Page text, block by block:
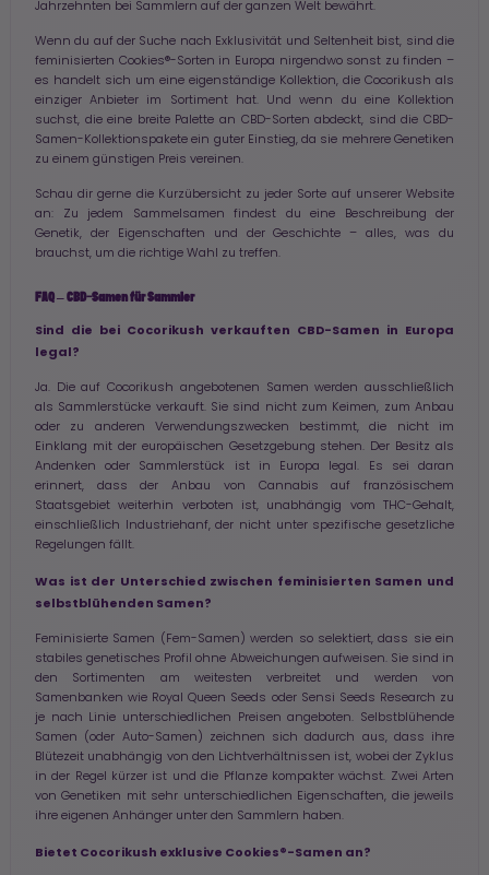
Jahrzehnten bei Sammlern auf der ganzen Welt bewährt.
Wenn du auf der Suche nach Exklusivität und Seltenheit bist, sind die
feminisierten Cookies®-Sorten in Europa nirgendwo sonst zu finden –
es handelt sich um eine eigenständige Kollektion, die Cocorikush als
einziger Anbieter im Sortiment hat. Und wenn du eine Kollektion
suchst, die eine breite Palette an CBD-Sorten abdeckt, sind die CBD-
Samen-Kollektionspakete ein guter Einstieg, da sie mehrere Genetiken
zu einem günstigen Preis vereinen.
Schau dir gerne die Kurzübersicht zu jeder Sorte auf unserer Website
an: Zu jedem Sammelsamen findest du eine Beschreibung der
Genetik, der Eigenschaften und der Geschichte – alles, was du
brauchst, um die richtige Wahl zu treffen.
FAQ – CBD-Samen für Sammler
Sind die bei Cocorikush verkauften CBD-Samen in Europa
legal?
Ja. Die auf Cocorikush angebotenen Samen werden ausschließlich
als Sammlerstücke verkauft. Sie sind nicht zum Keimen, zum Anbau
oder zu anderen Verwendungszwecken bestimmt, die nicht im
Einklang mit der europäischen Gesetzgebung stehen. Der Besitz als
Andenken oder Sammlerstück ist in Europa legal. Es sei daran
erinnert, dass der Anbau von Cannabis auf französischem
Staatsgebiet weiterhin verboten ist, unabhängig vom THC-Gehalt,
einschließlich Industriehanf, der nicht unter spezifische gesetzliche
Regelungen fällt.
Was ist der Unterschied zwischen feminisierten Samen und
selbstblühenden Samen?
Feminisierte Samen (Fem-Samen) werden so selektiert, dass sie ein
stabiles genetisches Profil ohne Abweichungen aufweisen. Sie sind in
den Sortimenten am weitesten verbreitet und werden von
Samenbanken wie Royal Queen Seeds oder Sensi Seeds Research zu
je nach Linie unterschiedlichen Preisen angeboten. Selbstblühende
Samen (oder Auto-Samen) zeichnen sich dadurch aus, dass ihre
Blütezeit unabhängig von den Lichtverhältnissen ist, wobei der Zyklus
in der Regel kürzer ist und die Pflanze kompakter wächst. Zwei Arten
von Genetiken mit sehr unterschiedlichen Eigenschaften, die jeweils
ihre eigenen Anhänger unter den Sammlern haben.
Bietet Cocorikush exklusive Cookies®-Samen an?